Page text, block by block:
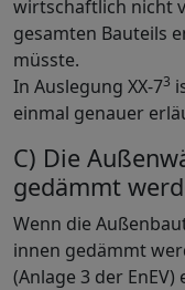
wirtschaftlich nicht
gesamten Bauteils
müsste.
In Auslegung XX-73
einmal genauer
C) Die
gedämmt
Wenn die
innen gedämmt
(Anlage 3 der